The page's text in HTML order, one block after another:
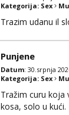
Kategorija: Sex
Trazim udanu il
Punjene
Datum: 30.srpnja
Kategorija: Sex
Tražim curu koja
kosa, solo u kući.